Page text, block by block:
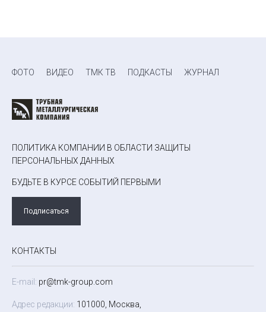
ФОТО ВИДЕО ТМК ТВ ПОДКАСТЫ ЖУРНАЛ
ПОЛИТИКА КОМПАНИИ В ОБЛАСТИ ЗАЩИТЫ
ПЕРСОНАЛЬНЫХ ДАННЫХ
БУДЬТЕ В КУРСЕ СОБЫТИЙ ПЕРВЫМИ
Подписаться
КОНТАКТЫ
E-mail: pr@tmk-group.com
Адрес редакции: 101000, Москва,